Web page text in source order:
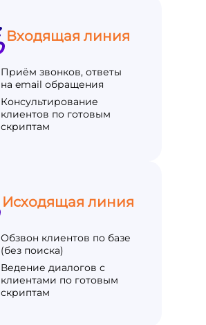
Входящая линия
Приём звонков, ответы
на email обращения
Консультирование
клиентов по готовым
скриптам
Исходящая линия
Обзвон клиентов по базе
(без поиска)
Ведение диалогов с
клиентами по готовым
скриптам